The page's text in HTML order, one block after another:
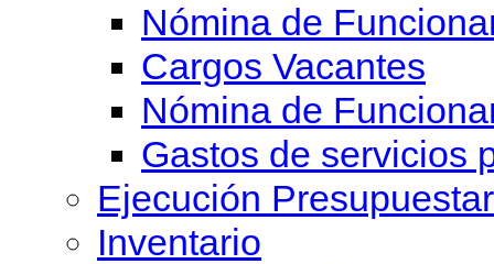
Nómina de
Cargos Vacantes
Nómina de
Gastos de servicios
Ejecución
Inventario